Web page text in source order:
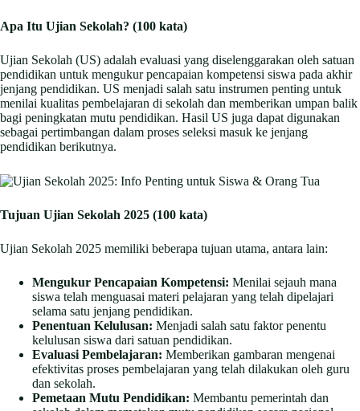
Apa Itu Ujian Sekolah? (100 kata)
Ujian Sekolah (US) adalah evaluasi yang diselenggarakan oleh satuan
pendidikan untuk mengukur pencapaian kompetensi siswa pada akhir
jenjang pendidikan. US menjadi salah satu instrumen penting untuk
menilai kualitas pembelajaran di sekolah dan memberikan umpan balik
bagi peningkatan mutu pendidikan. Hasil US juga dapat digunakan
sebagai pertimbangan dalam proses seleksi masuk ke jenjang
pendidikan berikutnya.
Tujuan Ujian Sekolah 2025 (100 kata)
Ujian Sekolah 2025 memiliki beberapa tujuan utama, antara lain:
Mengukur Pencapaian Kompetensi: Menilai sejauh mana
siswa telah menguasai materi pelajaran yang telah dipelajari
selama satu jenjang pendidikan.
Penentuan Kelulusan: Menjadi salah satu faktor penentu
kelulusan siswa dari satuan pendidikan.
Evaluasi Pembelajaran: Memberikan gambaran mengenai
efektivitas proses pembelajaran yang telah dilakukan oleh guru
dan sekolah.
Pemetaan Mutu Pendidikan: Membantu pemerintah dan